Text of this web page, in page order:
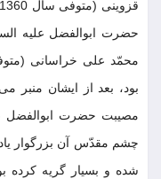
حضرت ابوالفضل علیه
بود، بعد از ایشان
مصیبت حضرت ابوالفضل
چشم مقدّس آن بزرگوار
شده و بسیار گریه کرده